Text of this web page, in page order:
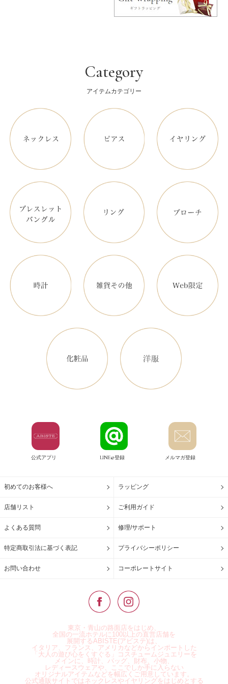
Category
アイテムカテゴリー
公式アプリ LINE@登録 メルマガ登録
初めてのお客様へ ラッピング
店舗リスト ご利用ガイド
よくある質問 修理/サポート
特定商取引法に基づく表記 プライバシーポリシー
お問い合わせ コーポレートサイト
東京・青山の路面店をはじめ、
全国の一流ホテルに100以上の直営店舗を
展開するABISTE(アビステ)は、
イタリア、フランス、アメリカなどからインポートした
「大人の遊び心をくすぐる」コスチュームジュエリーを
メインに、時計、バッグ、財布、小物、
レディースウェアや、ここでしか手に入らない
オリジナルアイテムなどを幅広くご用意しています。
公式通販サイトではネックレスやイヤリングをはじめとする